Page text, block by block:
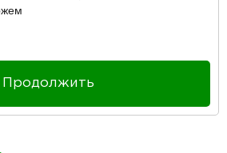
Продолжить